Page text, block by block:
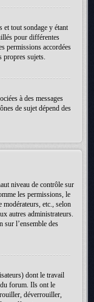
et tout sondage y étant
pour différentes
permissions accordées
propres sujets.
à des messages
de sujet dépend des
niveau de contrôle sur
les permissions, le
modérateurs, etc., selon
autres administrateurs.
sur l’ensemble des
dont le travail
forum. Ils ont le
déverrouiller,